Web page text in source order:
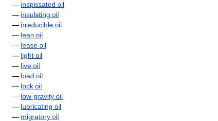
— inspissated oil
— insulating oil
— irreducible oil
— lean oil
— lease oil
— light oil
— live oil
— load oil
— lock oil
— low-gravity oil
— lubricating oil
— migratory oil